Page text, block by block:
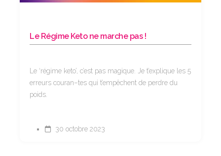
Le Régime Keto ne marche pas !
Le ‘régime keto’, c’est pas magique. Je t’explique les 5
erreurs couran–tes qui t’empêchent de perdre du
poids.
30 octobre 2023